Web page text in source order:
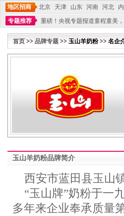
地区招商 北京 天津 山东 河南 河北
专题推荐
重磅！央视专题报道童程童美
不能再单纯地销售产品,而要向增强服务转型
首页 >> 品牌专题 >> 玉山羊奶粉 >> 名企
玉山羊奶粉品牌简介
西安市蓝田县玉山
“玉山牌”奶粉于一
多年来企业奉承质量